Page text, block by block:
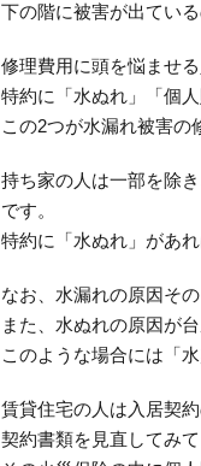
下の階に被害が出てい
修理費用に頭を悩ませ
特約に「水ぬれ」「個
この2つが水漏れ被害の
持ち家の人は一部を除
です。
特約に「水ぬれ」があ
なお、水漏れの原因そ
また、水ぬれの原因が
このような場合には「
賃貸住宅の人は入居契
契約書類を見直してみて